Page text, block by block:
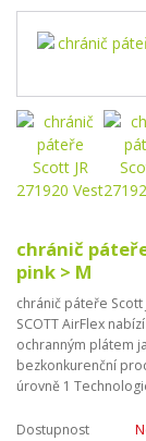
chránič
pink > M
chránič páteře Scott
SCOTT AirFlex
ochranným plátem
bezkonkurenční
úrovně 1
Dostupnost